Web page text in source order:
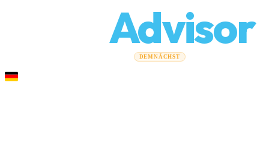
Advisor
DEMNÄCHST